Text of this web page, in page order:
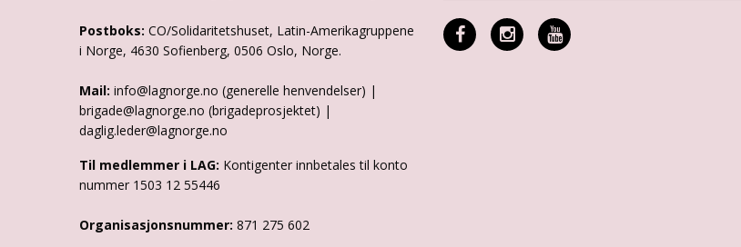
Postboks: CO/Solidaritetshuset, Latin-Amerikagruppene
i Norge, 4630 Sofienberg, 0506 Oslo, Norge.
Mail: info@lagnorge.no (generelle henvendelser) |
brigade@lagnorge.no (brigadeprosjektet) |
daglig.leder@lagnorge.no
Til medlemmer i LAG: Kontigenter innbetales til konto
nummer 1503 12 55446
Organisasjonsnummer: 871 275 602